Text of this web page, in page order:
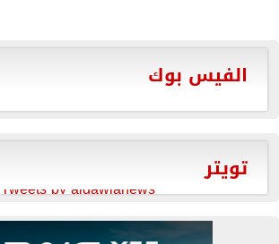
الفيس بوك
تويتر
Tweets by aldawlanews